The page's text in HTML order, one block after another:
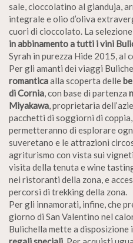
sale, cioccolatino al gianduja,
integrale e olio d’oliva
cuori di cioccolato. La
in abbinamento a tutti i vini
Syrah in purezza Hide 2015, al
Per gli amanti dei viaggi
romanticaalla scoperta delle
di Cornia, con base di partenza
Miyakawa, proprietaria
pacchetti di soggiorni di
permetteranno di esplorare
suveretano e le attrazioni
agriturismo con vista sui
visita della tenuta e wine
nei ristoranti della zona, e
percorsi di trekking della zona.
Per gli innamorati, infine, che
giorno di San Valentino nel
Bulichella mette a disposizione